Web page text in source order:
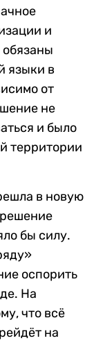
и
языки в
от
не
и было
территории
в новую
бы силу.
оспорить
На
что всё
на